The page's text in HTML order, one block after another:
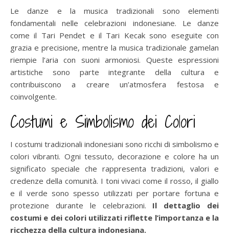
Le danze e la musica tradizionali sono elementi
fondamentali nelle celebrazioni indonesiane. Le danze
come il Tari Pendet e il Tari Kecak sono eseguite con
grazia e precisione, mentre la musica tradizionale gamelan
riempie l’aria con suoni armoniosi. Queste espressioni
artistiche sono parte integrante della cultura e
contribuiscono a creare un’atmosfera festosa e
coinvolgente.
Costumi e Simbolismo dei Colori
I costumi tradizionali indonesiani sono ricchi di simbolismo e
colori vibranti. Ogni tessuto, decorazione e colore ha un
significato speciale che rappresenta tradizioni, valori e
credenze della comunità. I toni vivaci come il rosso, il giallo
e il verde sono spesso utilizzati per portare fortuna e
protezione durante le celebrazioni. Il dettaglio dei
costumi e dei colori utilizzati riflette l’importanza e la
ricchezza della cultura indonesiana.